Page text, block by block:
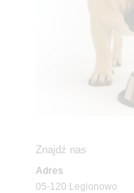
Znajdź nas
Adres
05-120 Legionowo